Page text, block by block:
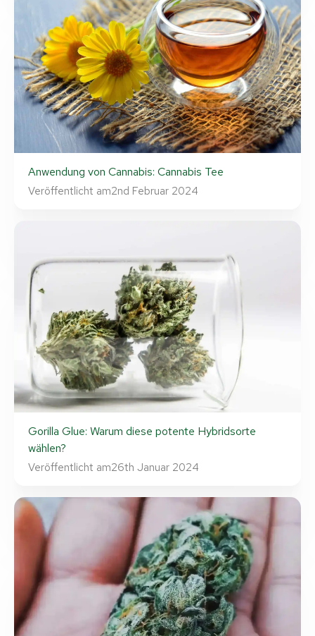
Anwendung von Cannabis: Cannabis Tee
Veröffentlicht am2nd Februar 2024
Gorilla Glue: Warum diese potente Hybridsorte
wählen?
Veröffentlicht am26th Januar 2024